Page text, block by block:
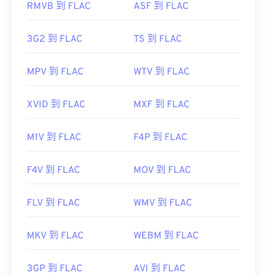
https://mpeg.chiariglione.org/standards/mpeg-
https://en.wikipedia.org/wiki/FLAC
https://xiph.org/flac/
RMVB 到 FLAC ASF 到 FLAC
3G2 到 FLAC TS 到 FLAC
MPV 到 FLAC WTV 到 FLAC
XVID 到 FLAC MXF 到 FLAC
M1V 到 FLAC F4P 到 FLAC
F4V 到 FLAC MOV 到 FLAC
FLV 到 FLAC WMV 到 FLAC
MKV 到 FLAC WEBM 到 FLAC
3GP 到 FLAC AVI 到 FLAC